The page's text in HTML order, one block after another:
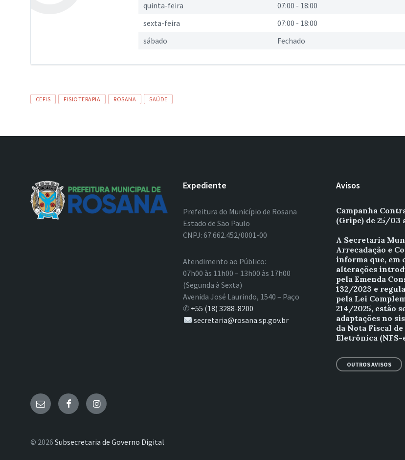
quinta-feira
07:00 - 18:00
sexta-feira
07:00 - 18:00
sábado
Fechado
Tags
CEFIS FISIOTERAPIA ROSANA SAÚDE
Expediente
Prefeitura do Município de Rosana
Estado de São Paulo
CNPJ: 67.662.452/0001-00
Atendimento ao Público:
07h00 às 11h00 – 13h00 às 17h00
(Segunda à Sexta)
Avenida José Laurindo, 1540 – Paço
✆ +55 (18) 3288-8200
secretaria@rosana.sp.gov.br
Avisos
Campanha
(Gripe) de 25/03
A Secretaria
Arrecadação e
informa que, em
alterações
pela Emenda
132/2023 e
pela Lei
214/2025, estão
adaptações no
da Nota Fiscal
Eletrônica (NFS-
OUTROS AVISOS
E- FacebookInstagram
© 2026 Subsecretaria de Governo Digital